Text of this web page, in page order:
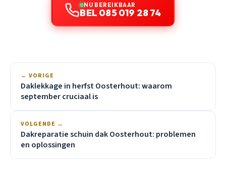
NU BEREIKBAAR
BEL 085 019 28 74
← VORIGE
Daklekkage in herfst Oosterhout: waarom
september cruciaal is
VOLGENDE →
Dakreparatie schuin dak Oosterhout: problemen
en oplossingen